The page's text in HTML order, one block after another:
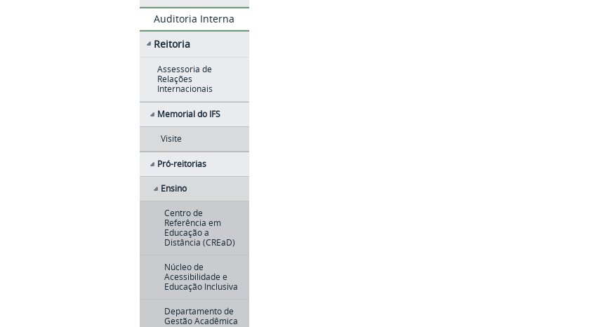
Auditoria Interna
Reitoria
Assessoria de
Relações
Internacionais
Memorial do IFS
Visite
Pró-reitorias
Ensino
Centro de
Referência em
Educação a
Distância (CREaD)
Núcleo de
Acessibilidade e
Educação Inclusiva
Departamento de
Gestão Acadêmica